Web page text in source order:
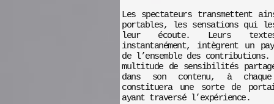
Les spectateurs transmettent
portables, les sensations qui
leur écoute. Leurs
instantanément, intègrent un
de l’ensemble des
multitude de sensibilités
dans son contenu, à
constituera une sorte de
ayant traversé l’expérience.